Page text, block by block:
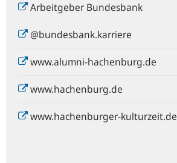
Arbeitgeber Bundesbank
@bundesbank.karriere
www.alumni-hachenburg.de
www.hachenburg.de
www.hachenburger-kulturzeit.de